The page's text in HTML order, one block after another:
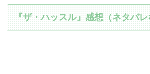
『ザ・ハッスル』感想（ネタバレ